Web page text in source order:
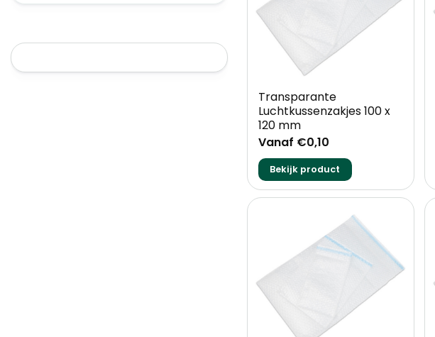
Transparante
Luchtkussenzakjes 100 x
120 mm
Vanaf €0,10
Bekijk product